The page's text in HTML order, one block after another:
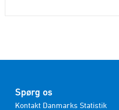
Spørg os
Kontakt Danmarks Statistik